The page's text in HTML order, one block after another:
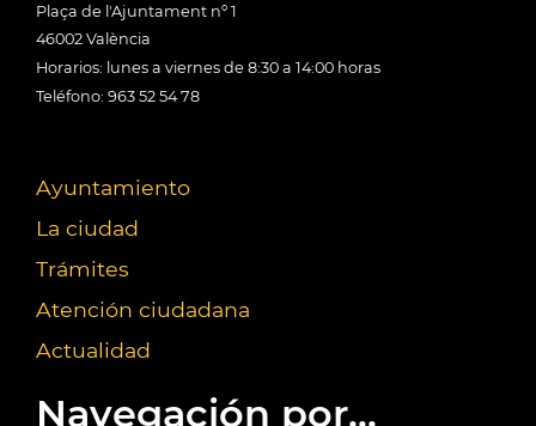
Plaça de l'Ajuntament nº 1
46002 València
Horarios: lunes a viernes de 8:30 a 14:00 horas
Teléfono: 963 52 54 78
Ayuntamiento
La ciudad
Trámites
Atención ciudadana
Actualidad
Navegación por...